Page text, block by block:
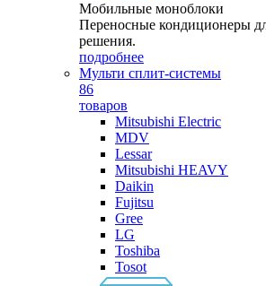
Мобильные моноблоки
Переносные кондиционеры
решения.
подробнее
Мульти сплит-системы
86
товаров
Mitsubishi Electric
MDV
Lessar
Mitsubishi HEAVY
Daikin
Fujitsu
Gree
LG
Toshiba
Tosot